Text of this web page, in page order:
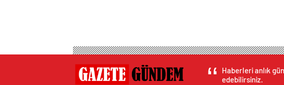
Haberleri anlık
edebilirsiniz.